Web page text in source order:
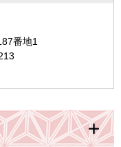
番地1